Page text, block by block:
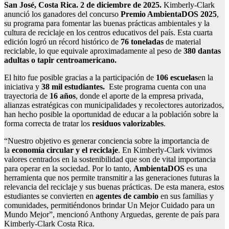
San José, Costa Rica. 2 de diciembre de 2025. Kimberly-Clark
anunció los ganadores del concurso Premio AmbientaDOS 2025,
su programa para fomentar las buenas prácticas ambientales y la
cultura de reciclaje en los centros educativos del país. Esta cuarta
edición logró un récord histórico de 76 toneladas de material
reciclable, lo que equivale aproximadamente al peso de 380 dantas
adultas o tapir centroamericano.
El hito fue posible gracias a la participación de 106 escuelasen la
iniciativa y 38 mil estudiantes. Este programa cuenta con una
trayectoria de 16 años, donde el aporte de la empresa privada,
alianzas estratégicas con municipalidades y recolectores autorizados,
han hecho posible la oportunidad de educar a la población sobre la
forma correcta de tratar los residuos valorizables.
“Nuestro objetivo es generar conciencia sobre la importancia de
la economía circular y el reciclaje. En Kimberly-Clark vivimos
valores centrados en la sostenibilidad que son de vital importancia
para operar en la sociedad. Por lo tanto, AmbientaDOS es una
herramienta que nos permite transmitir a las generaciones futuras la
relevancia del reciclaje y sus buenas prácticas. De esta manera, estos
estudiantes se convierten en agentes de cambio en sus familias y
comunidades, permitiéndonos brindar Un Mejor Cuidado para un
Mundo Mejor”, mencionó Anthony Arguedas, gerente de país para
Kimberly-Clark Costa Rica.